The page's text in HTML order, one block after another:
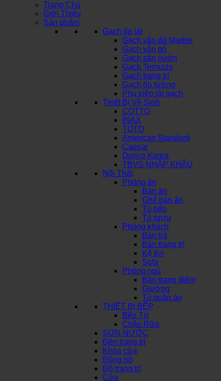
Trang Chủ
Giới Thiệu
Sản phẩm
Gạch ốp lát
Gạch vân đá Marble
Gạch vân gỗ
Gạch sân vườn
Gạch Terrazzo
Gạch trang trí
Gạch ốp tường
Phụ kiện lát gạch
Thiết Bị Vệ Sinh
COTTO
INAX
TOTO
American Standard
Caesar
Dorico Korea
TBVS NHẬP KHẨU
Nội Thất
Phòng ăn
Bàn ăn
Ghế bàn ăn
Tủ bếp
Tủ rượu
Phòng khách
Bàn trà
Bàn trang trí
Kệ tivi
Sofa
Phòng ngủ
Bàn trang điểm
Giường
Tủ quần áo
THIẾT BỊ BẾP
Bếp Từ
Chậu Rửa
SƠN NƯỚC
Đèn trang trí
Khóa cửa
Đồng hồ
Đồ trang trí
Cửa